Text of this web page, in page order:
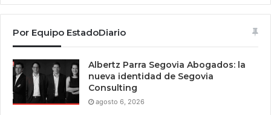
Por Equipo EstadoDiario
Albertz Parra Segovia Abogados: la
nueva identidad de Segovia
Consulting
agosto 6, 2026